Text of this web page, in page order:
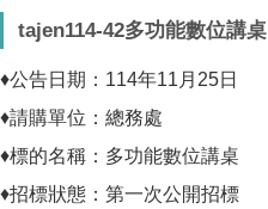
tajen114-42多功能數位講桌
♦公告日期：114年11月25日
♦請購單位：總務處
♦標的名稱：多功能數位講桌
♦招標狀態：第一次公開招標